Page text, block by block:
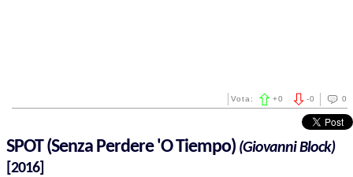
0
-0
Vota: +0
SPOT (Senza Perdere 'O Tiempo) (Giovanni Block)
[2016]